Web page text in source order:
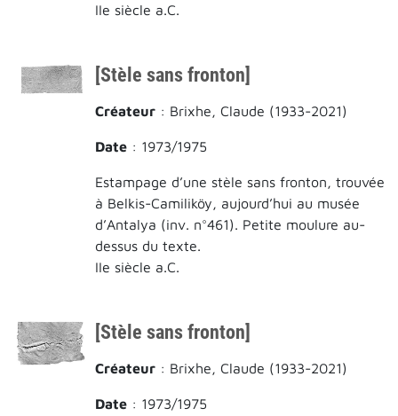
IIe siècle a.C.
[Stèle sans fronton]
Créateur : Brixhe, Claude (1933-2021)
Date : 1973/1975
Estampage d’une stèle sans fronton, trouvée
à Belkis-Camiliköy, aujourd’hui au musée
d’Antalya (inv. n°461). Petite moulure au-
dessus du texte.
IIe siècle a.C.
[Stèle sans fronton]
Créateur : Brixhe, Claude (1933-2021)
Date : 1973/1975